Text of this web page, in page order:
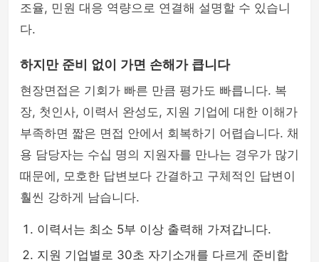
조율, 민원 대응 역량으로 연결해 설명할 수 있습니
다.
하지만 준비 없이 가면 손해가 큽니다
현장면접은 기회가 빠른 만큼 평가도 빠릅니다. 복
장, 첫인사, 이력서 완성도, 지원 기업에 대한 이해가
부족하면 짧은 면접 안에서 회복하기 어렵습니다. 채
용 담당자는 수십 명의 지원자를 만나는 경우가 많기
때문에, 모호한 답변보다 간결하고 구체적인 답변이
훨씬 강하게 남습니다.
이력서는 최소 5부 이상 출력해 가져갑니다.
지원 기업별로 30초 자기소개를 다르게 준비합